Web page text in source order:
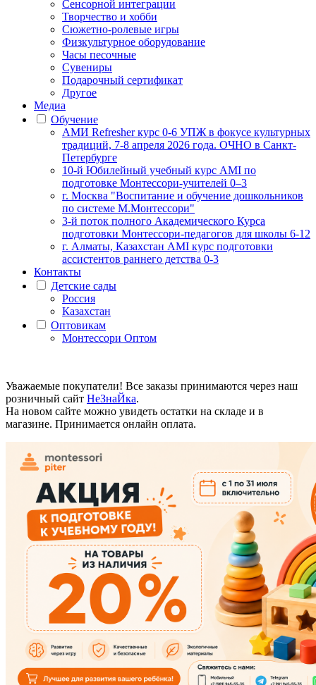
Сенсорной интеграции
Творчество и хобби
Сюжетно-ролевые игры
Физкультурное оборудование
Часы песочные
Сувениры
Подарочный сертификат
Другое
Медиа
Обучение
АМИ Refresher курс 0-6 УПЖ в фокусе культурных
традиций, 7-8 апреля 2026 года. ОЧНО в Санкт-
Петербурге
10-й Юбилейный учебный курс AMI по
подготовке Монтессори-учителей 0–3
г. Москва "Воспитание и обучение дошкольников
по системе М.Монтессори"
3-й поток полного Академического Курса
подготовки Монтессори-педагогов для школы 6-12
г. Алматы, Казахстан AMI курс подготовки
ассистентов раннего детства 0-3
Контакты
Детские сады
Россия
Казахстан
Оптовикам
Монтессори Оптом
Уважаемые покупатели! Все заказы принимаются через наш
розничный сайт НеЗнаЙка.
На новом сайте можно увидеть остатки на складе и в
магазине. Принимается онлайн оплата.